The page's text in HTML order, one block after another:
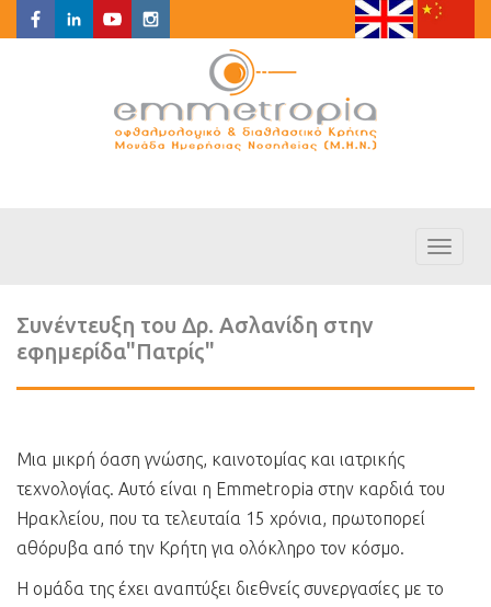
Συνέντευξη του Δρ. Ασλανίδη στην
εφημερίδα"Πατρίς"
Μια μικρή όαση γνώσης, καινοτομίας και ιατρικής
τεχνολογίας. Αυτό είναι η Emmetropia στην καρδιά του
Ηρακλείου, που τα τελευταία 15 χρόνια, πρωτοπορεί
αθόρυβα από την Κρήτη για ολόκληρο τον κόσμο.
Η ομάδα της έχει αναπτύξει διεθνείς συνεργασίες με το
Toggle